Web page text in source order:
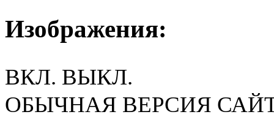
Изображения:
ВКЛ. ВЫКЛ.
ОБЫЧНАЯ ВЕРСИЯ